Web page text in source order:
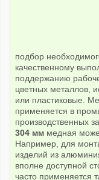
подбор
качественному
поддержанию
цветных металлов,
или пластиковые.
применяется в
производственных
304 мм медная
Например, для
изделий из
вполне доступной
часто применяется